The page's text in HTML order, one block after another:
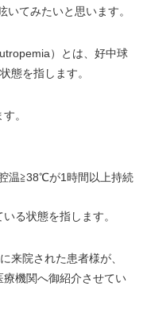
胃内視
いてみたいと思います。
）とは、好中球
態を指します。
。
温≧38℃が1時間以上持続
る状態を指します。
来院された患者様が、
機関へ御紹介させてい